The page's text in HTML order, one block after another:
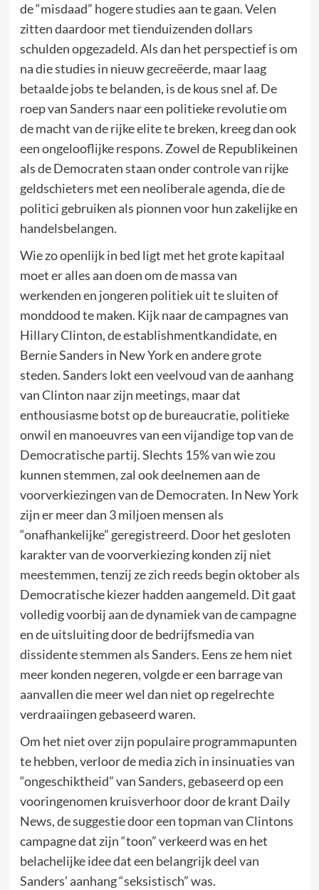
de “misdaad” hogere studies aan te gaan. Velen
zitten daardoor met tienduizenden dollars
schulden opgezadeld. Als dan het perspectief is om
na die studies in nieuw gecreëerde, maar laag
betaalde jobs te belanden, is de kous snel af. De
roep van Sanders naar een politieke revolutie om
de macht van de rijke elite te breken, kreeg dan ook
een ongelooflijke respons. Zowel de Republikeinen
als de Democraten staan onder controle van rijke
geldschieters met een neoliberale agenda, die de
politici gebruiken als pionnen voor hun zakelijke en
handelsbelangen.
Wie zo openlijk in bed ligt met het grote kapitaal
moet er alles aan doen om de massa van
werkenden en jongeren politiek uit te sluiten of
monddood te maken. Kijk naar de campagnes van
Hillary Clinton, de establishmentkandidate, en
Bernie Sanders in New York en andere grote
steden. Sanders lokt een veelvoud van de aanhang
van Clinton naar zijn meetings, maar dat
enthousiasme botst op de bureaucratie, politieke
onwil en manoeuvres van een vijandige top van de
Democratische partij. Slechts 15% van wie zou
kunnen stemmen, zal ook deelnemen aan de
voorverkiezingen van de Democraten. In New York
zijn er meer dan 3 miljoen mensen als
“onafhankelijke” geregistreerd. Door het gesloten
karakter van de voorverkiezing konden zij niet
meestemmen, tenzij ze zich reeds begin oktober als
Democratische kiezer hadden aangemeld. Dit gaat
volledig voorbij aan de dynamiek van de campagne
en de uitsluiting door de bedrijfsmedia van
dissidente stemmen als Sanders. Eens ze hem niet
meer konden negeren, volgde er een barrage van
aanvallen die meer wel dan niet op regelrechte
verdraaiingen gebaseerd waren.
Om het niet over zijn populaire programmapunten
te hebben, verloor de media zich in insinuaties van
“ongeschiktheid” van Sanders, gebaseerd op een
vooringenomen kruisverhoor door de krant Daily
News, de suggestie door een topman van Clintons
campagne dat zijn “toon” verkeerd was en het
belachelijke idee dat een belangrijk deel van
Sanders’ aanhang “seksistisch” was.